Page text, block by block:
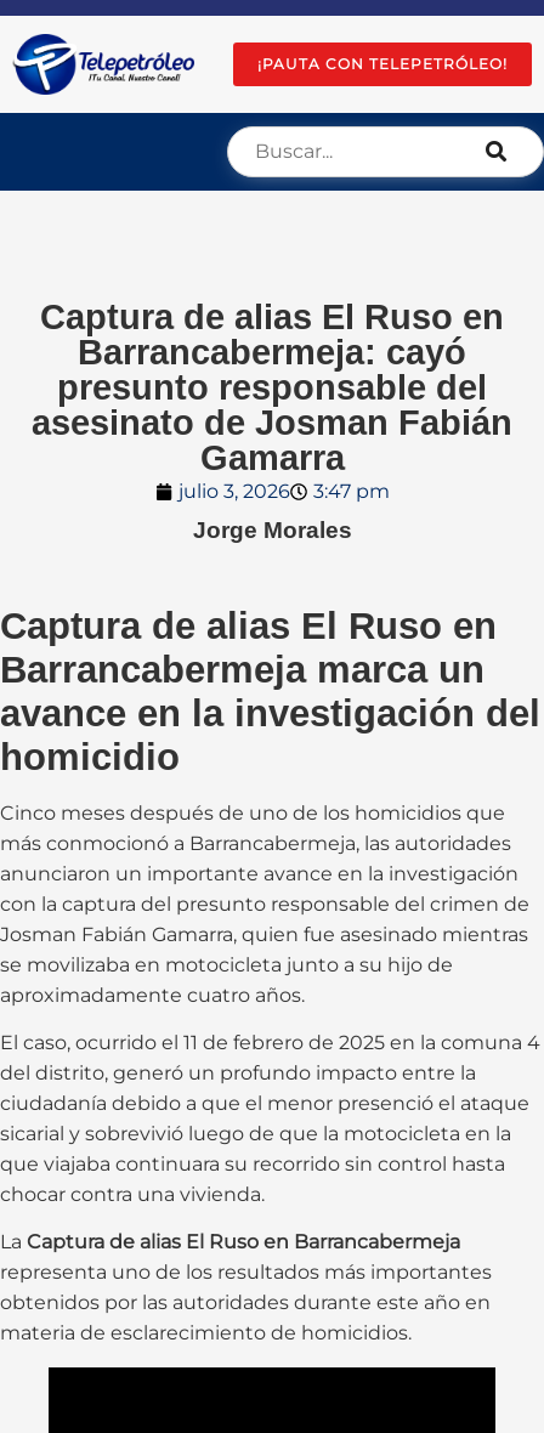
¡PAUTA CON TELEPETRÓLEO!
Captura de alias El Ruso en
Barrancabermeja: cayó
presunto responsable del
asesinato de Josman Fabián
Gamarra
julio 3, 2026 3:47 pm
Jorge Morales
Captura de alias El Ruso en
Barrancabermeja marca un
avance en la investigación del
homicidio
Cinco meses después de uno de los homicidios que
más conmocionó a Barrancabermeja, las autoridades
anunciaron un importante avance en la investigación
con la captura del presunto responsable del crimen de
Josman Fabián Gamarra, quien fue asesinado mientras
se movilizaba en motocicleta junto a su hijo de
aproximadamente cuatro años.
El caso, ocurrido el 11 de febrero de 2025 en la comuna 4
del distrito, generó un profundo impacto entre la
ciudadanía debido a que el menor presenció el ataque
sicarial y sobrevivió luego de que la motocicleta en la
que viajaba continuara su recorrido sin control hasta
chocar contra una vivienda.
La Captura de alias El Ruso en Barrancabermeja
representa uno de los resultados más importantes
obtenidos por las autoridades durante este año en
materia de esclarecimiento de homicidios.